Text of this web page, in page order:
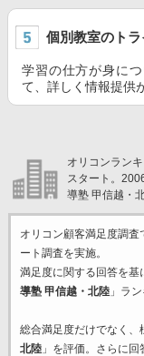
個別教室のトラ
学習の仕方が身に
て、詳しく情報提供
オリコンラン
スタート。
導塾 甲信越・
オリコン顧客満足度調
ート調査を実施。
満足度に関する回答を基
導塾 甲信越・北陸」ラン
総合満足度だけでなく、
北陸」を評価。さらに回